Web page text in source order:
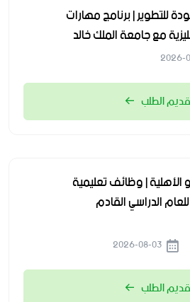
للتطوير | برنامج مهارات
مع جامعة الملك خالد
الطلب
| وظائف تعليمية
الدراسي القادم
الطلب